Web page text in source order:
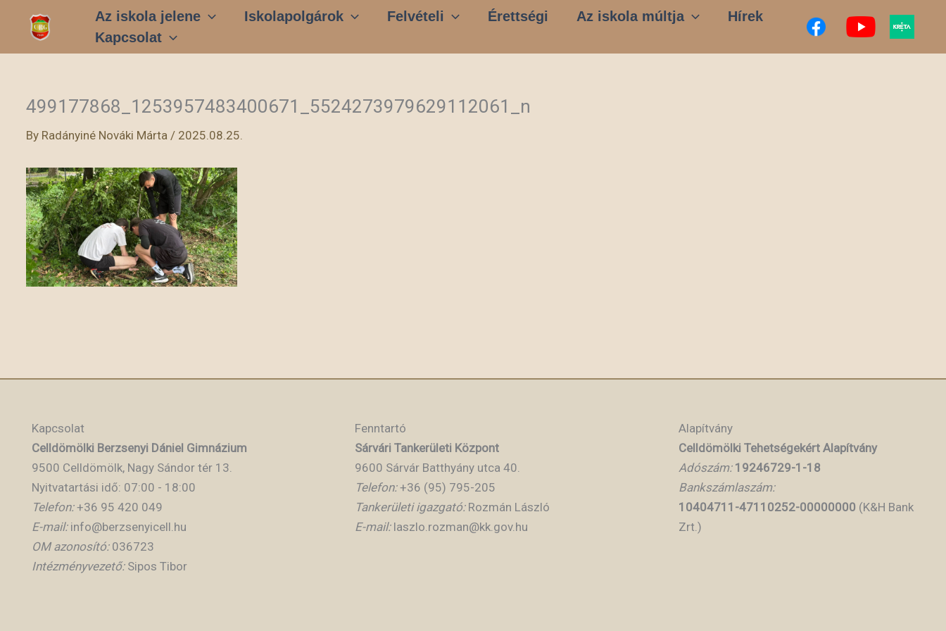
Az iskola jelene Iskolapolgárok Felvételi Érettségi Az iskola múltja
Hírek
Kapcsolat
499177868_1253957483400671_5524273979629112061_n
By Radányiné Nováki Márta / 2025.08.25.
Kapcsolat
Celldömölki Berzsenyi Dániel Gimnázium
9500 Celldömölk, Nagy Sándor tér 13.
Nyitvatartási idő: 07:00 - 18:00
Telefon:+36 95 420 049
E-mail:info@berzsenyicell.hu
OM azonosító:036723
Intézményvezető:Sipos Tibor
Fenntartó
Sárvári Tankerületi Központ
9600 Sárvár Batthyány utca 40.
Telefon:+36 (95) 795-205
Tankerületi igazgató:Rozmán László
E-mail:laszlo.rozman@kk.gov.hu
Alapítvány
Celldömölki Tehetségekért Alapítvány
Adószám: 19246729-1-18
Bankszámlaszám:
10404711-47110252-00000000 (K&H Bank
Zrt.)